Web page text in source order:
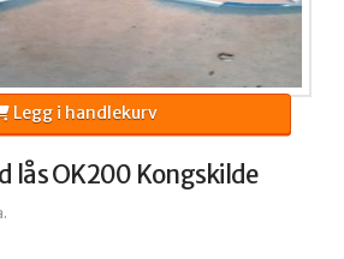
lås OK200 Kongskilde
Legg i handlekurv